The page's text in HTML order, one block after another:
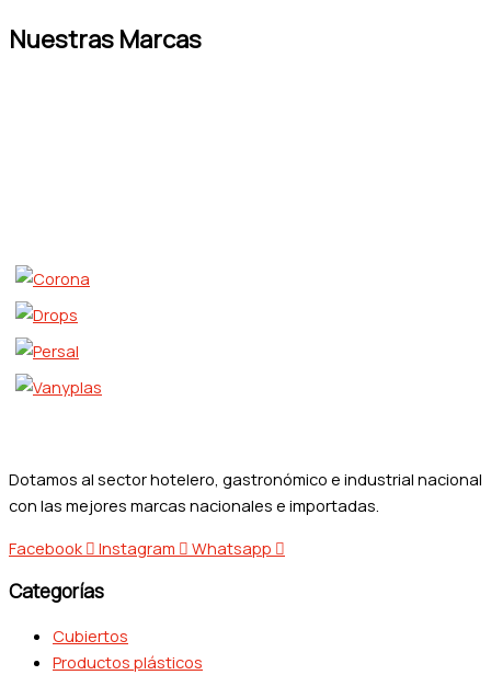
Nuestras Marcas
Dotamos al sector hotelero, gastronómico e industrial nacional
con las mejores marcas nacionales e importadas.
Facebook
Instagram Whatsapp
Categorías
Cubiertos
Productos plásticos